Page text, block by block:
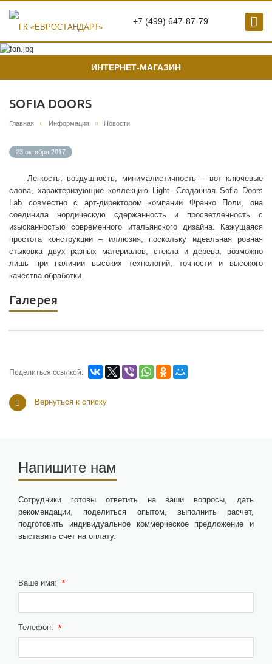
+7 (499) 647-87-79
ИНТЕРНЕТ-МАГАЗИН
SOFIA DOORS
Главная Информация Новости
23 октября 2017
Легкость, воздушность, минималистичность – вот ключевые
слова, характеризующие коллекцию Light. Созданная Sofia Doors
Lab совместно с арт-директором компании Франко Поли, она
соединила нордическую сдержанность и просветленность с
изысканностью современного итальянского дизайна. Кажущаяся
простота конструкции – иллюзия, поскольку идеальная ровная
стыковка двух разных материалов, стекла и дерева, возможно
лишь при наличии высоких технологий, точности и высокого
качества обработки.
Галерея
Поделиться ссылкой:
Вернуться к списку
Напишите нам
Сотрудники готовы ответить на ваши вопросы, дать
рекомендации, поделиться опытом, выполнить расчет,
подготовить индивидуальное коммерческое предложение и
выставить счет на оплату.
Ваше имя: *
Телефон: *